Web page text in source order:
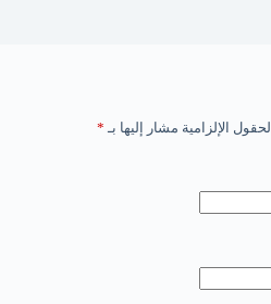
الحقول الإلزامية مشار إليها بـ *